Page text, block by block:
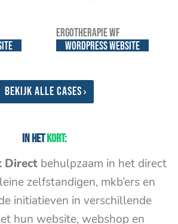
Ergotherapie WF
WordPress website
Bekijk alle cases
In hetkort:
Direct behulpzaam in het direct
zelfstandigen, mkb’ers en
initiatieven in verschillende
hun website, webshop en